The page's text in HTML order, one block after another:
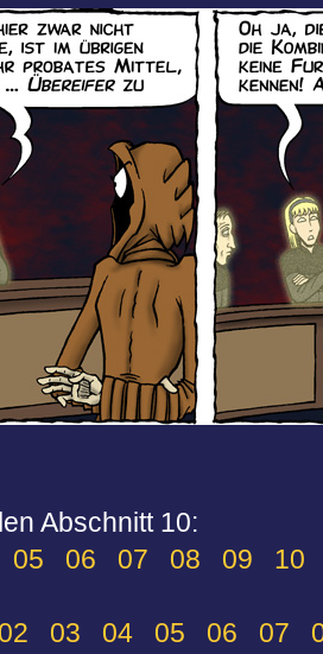
Abschnitt 10:
05 06 07 08 09 10
02 03 04 05 06 07